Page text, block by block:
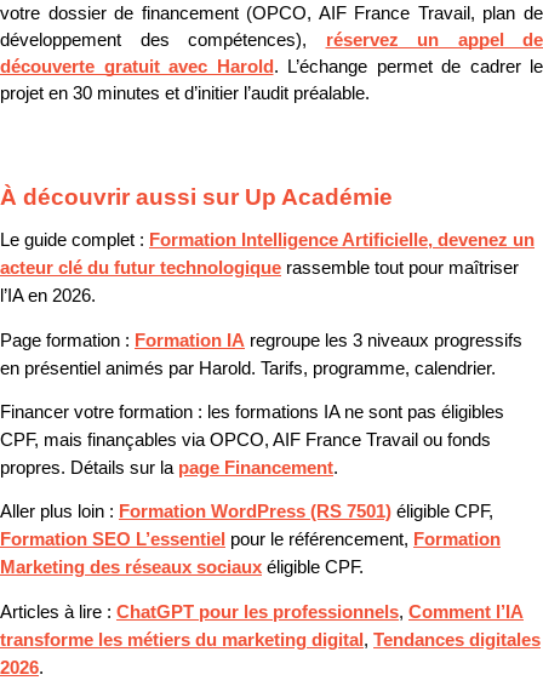
votre dossier de financement (OPCO, AIF France Travail, plan de
développement des compétences), réservez un appel de
découverte gratuit avec Harold. L’échange permet de cadrer le
projet en 30 minutes et d’initier l’audit préalable.
À découvrir aussi sur Up Académie
Le guide complet : Formation Intelligence Artificielle, devenez un
acteur clé du futur technologique rassemble tout pour maîtriser
l’IA en 2026.
Page formation : Formation IA regroupe les 3 niveaux progressifs
en présentiel animés par Harold. Tarifs, programme, calendrier.
Financer votre formation : les formations IA ne sont pas éligibles
CPF, mais finançables via OPCO, AIF France Travail ou fonds
propres. Détails sur la page Financement.
Aller plus loin : Formation WordPress (RS 7501) éligible CPF,
Formation SEO L’essentiel pour le référencement, Formation
Marketing des réseaux sociaux éligible CPF.
Articles à lire : ChatGPT pour les professionnels, Comment l’IA
transforme les métiers du marketing digital, Tendances digitales
2026.